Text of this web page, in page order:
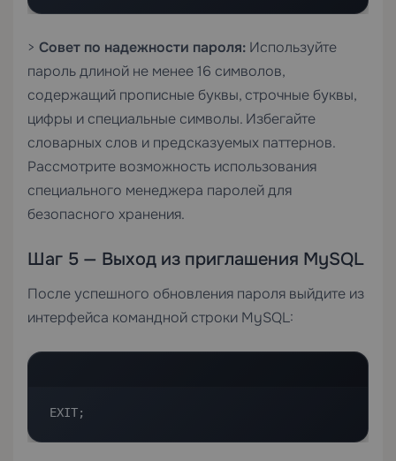
> Совет по надежности пароля: Используйте
пароль длиной не менее 16 символов,
содержащий прописные буквы, строчные буквы,
цифры и специальные символы. Избегайте
словарных слов и предсказуемых паттернов.
Рассмотрите возможность использования
специального менеджера паролей для
безопасного хранения.
Шаг 5 — Выход из приглашения MySQL
После успешного обновления пароля выйдите из
интерфейса командной строки MySQL:
EXIT;